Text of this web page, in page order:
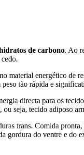
de carbono. Ao
material energético de
tão rápida e
directa para os
seja, tecido adiposo
trans. Comida
gordura do ventre e do